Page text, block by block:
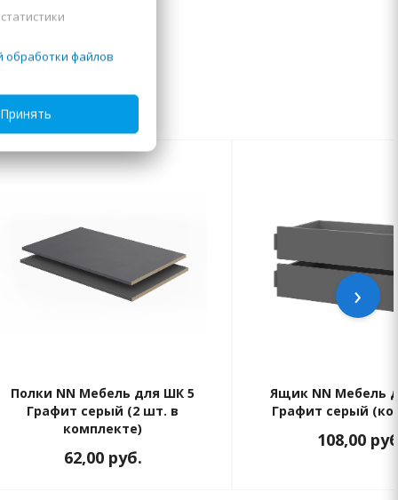
Полки NN Мебель для ШК 5
Графит серый (2 шт. в
комплекте)
62,00 руб.
Ящик NN Мебель
Графит серый
108,00
›
обработки файлов
Принять